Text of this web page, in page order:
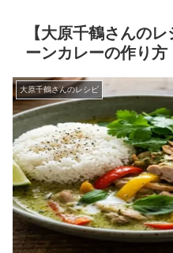
【大原千鶴さんの
ーンカレーの作り方
大原千鶴さんのレシピ